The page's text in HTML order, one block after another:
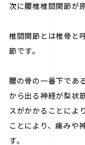
次に腰椎椎間関節が
椎間関節とは椎骨と
節です。
腰の骨の一番下であ
から出る神経が梨状
スがかかることによ
ことにより、痛みや
す。